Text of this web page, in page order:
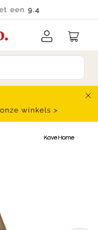
een9.4
winkels >